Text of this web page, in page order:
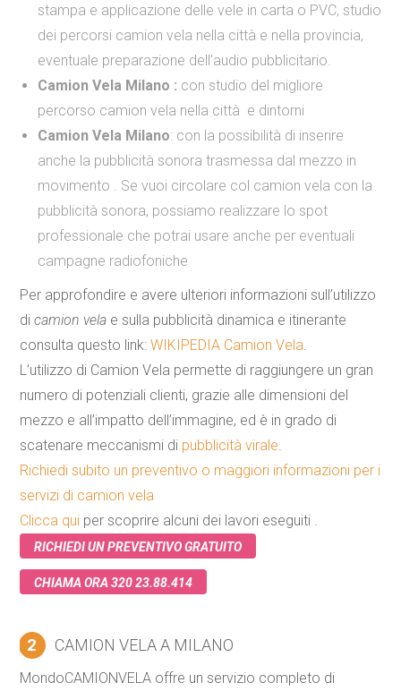
stampa e applicazione delle vele in carta o PVC, studio
dei percorsi camion vela nella città e nella provincia,
eventuale preparazione dell’audio pubblicitario.
Camion Vela Milano : con studio del migliore
percorso camion vela nella città e dintorni
Camion Vela Milano: con la possibilità di inserire
anche la pubblicità sonora trasmessa dal mezzo in
movimento . Se vuoi circolare col camion vela con la
pubblicità sonora, possiamo realizzare lo spot
professionale che potrai usare anche per eventuali
campagne radiofoniche
Per approfondire e avere ulteriori informazioni sull’utilizzo
di camion vela e sulla pubblicità dinamica e itinerante
consulta questo link: WIKIPEDIA Camion Vela.
L’utilizzo di Camion Vela permette di raggiungere un gran
numero di potenziali clienti, grazie alle dimensioni del
mezzo e all’impatto dell’immagine, ed è in grado di
scatenare meccanismi di pubblicità virale.
Richiedi subito un preventivo o maggiori informazioni per i
servizi di camion vela
Clicca qui per scoprire alcuni dei lavori eseguiti .
RICHIEDI UN PREVENTIVO GRATUITO
CHIAMA ORA 320 23.88.414
2 CAMION VELA A MILANO
MondoCAMIONVELA offre un servizio completo di